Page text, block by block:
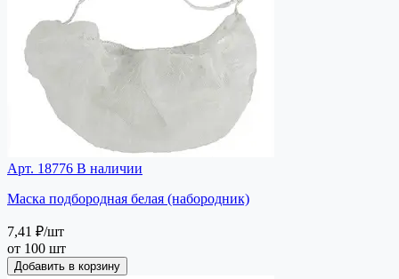
Арт. 18776 В наличии
Маска подбородная белая (набородник)
7,41 ₽/шт
от 100 шт
Добавить в корзину